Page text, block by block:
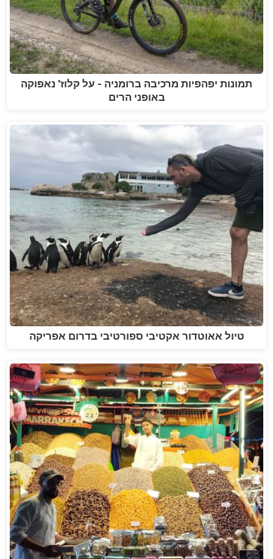
תמונות יפהפיות מרכיבה ברומניה - על קלוז' נאפוקה
באופני הרים
טיול אאוטדור אקטיבי ספורטיבי בדרום אפריקה